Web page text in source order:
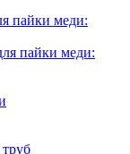
пайки меди:
пайки меди: